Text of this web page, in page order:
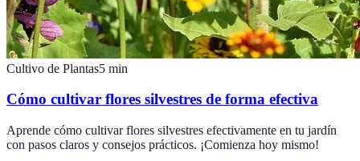
Cultivo de Plantas5 min
Cómo cultivar flores silvestres de forma efectiva
Aprende cómo cultivar flores silvestres efectivamente en tu jardín
con pasos claros y consejos prácticos. ¡Comienza hoy mismo!